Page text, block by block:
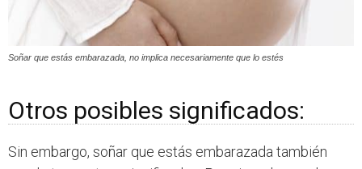
Soñar que estás embarazada, no implica necesariamente que lo estés
Otros posibles significados:
Sin embargo, soñar que estás embarazada también